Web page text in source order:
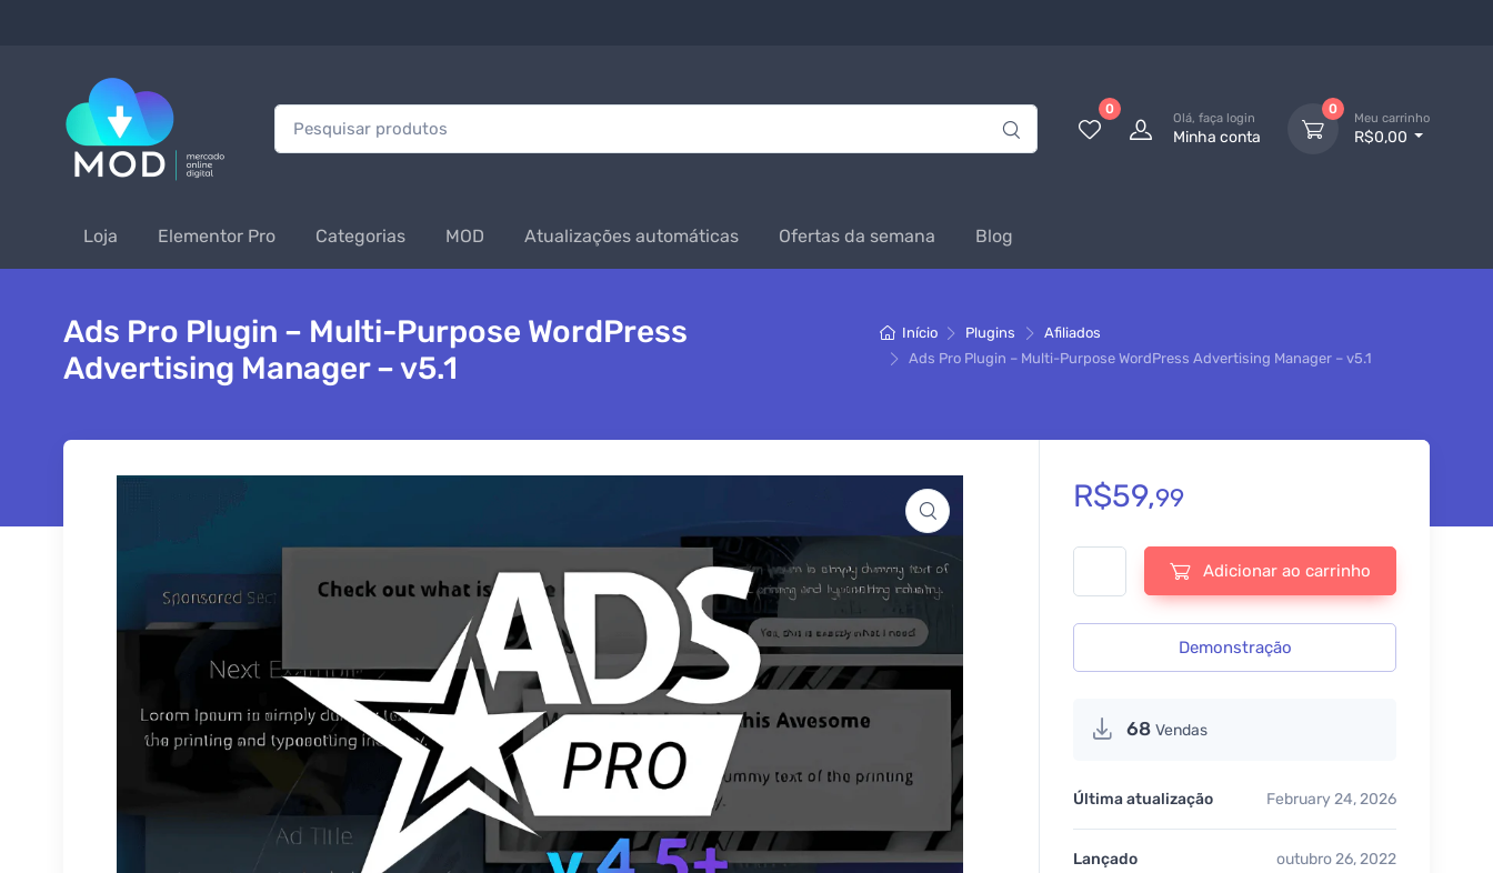
Procurar: 0
Olá, faça login
Minha conta
0
Meu carrinho
R$0,00
Loja Elementor Pro Categorias MOD Atualizações automáticas Ofertas da semana Blog
Início Plugins
Afiliados
Ads Pro Plugin – Multi-Purpose WordPress Advertising Manager – v5.1
Ads Pro Plugin – Multi-Purpose WordPress
Advertising Manager – v5.1
R$59,99
Ads Pro Plugin – Multi-Purpose WordPress Advertising
Adicionar ao carrinho
Demonstração
68 Vendas
Última atualização February 24, 2026
Lançado outubro 26, 2022